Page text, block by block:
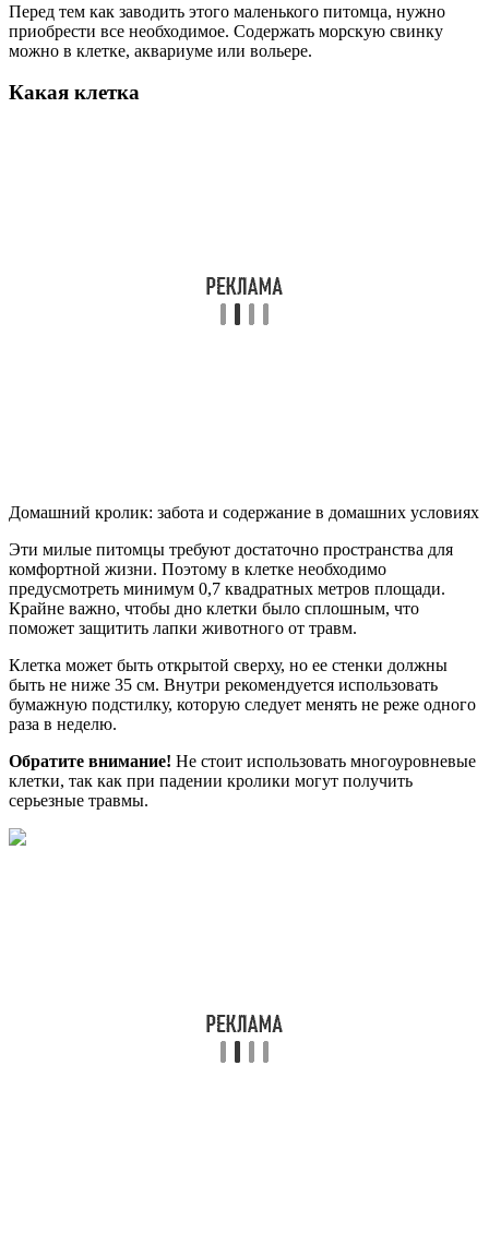
Перед тем как заводить этого маленького питомца, нужно
приобрести все необходимое. Содержать морскую свинку
можно в клетке, аквариуме или вольере.
Какая клетка
Домашний кролик: забота и содержание в домашних условиях
Эти милые питомцы требуют достаточно пространства для
комфортной жизни. Поэтому в клетке необходимо
предусмотреть минимум 0,7 квадратных метров площади.
Крайне важно, чтобы дно клетки было сплошным, что
поможет защитить лапки животного от травм.
Клетка может быть открытой сверху, но ее стенки должны
быть не ниже 35 см. Внутри рекомендуется использовать
бумажную подстилку, которую следует менять не реже одного
раза в неделю.
Обратите внимание! Не стоит использовать многоуровневые
клетки, так как при падении кролики могут получить
серьезные травмы.